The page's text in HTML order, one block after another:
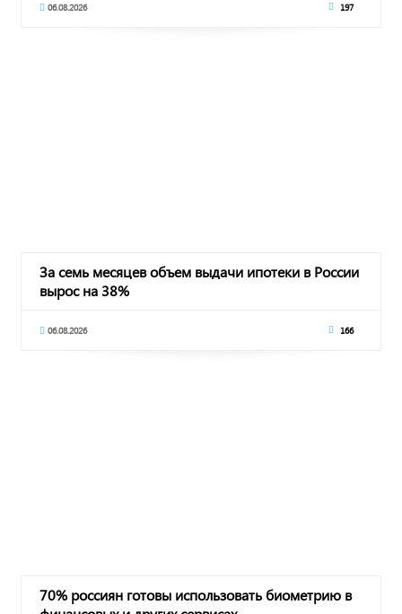
06.08.2026 197
За семь месяцев объем выдачи ипотеки в России
вырос на 38%
06.08.2026 166
70% россиян готовы использовать биометрию в